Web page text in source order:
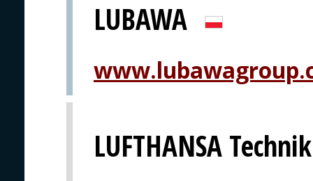
LUBAWA
LUFTHANSA Technik